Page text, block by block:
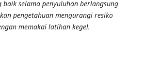
selama penyuluhan berlangsung
pengetahuan mengurangi resiko
memakai latihan kegel.